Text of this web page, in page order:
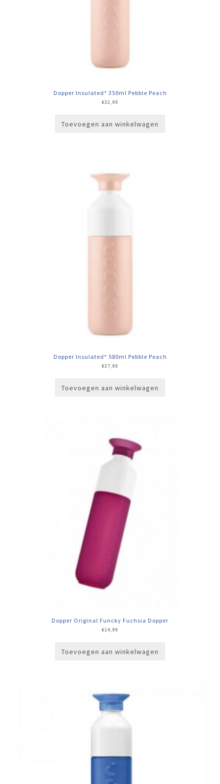
Dopper Insulated* 350ml Pebble Peach
€32,99
Toevoegen aan winkelwagen
Dopper Insulated* 580ml Pebble Peach
€37,99
Toevoegen aan winkelwagen
Dopper Original Funcky Fuchsia Dopper
€14,99
Toevoegen aan winkelwagen